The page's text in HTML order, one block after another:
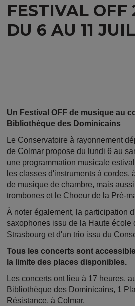
FESTIVAL OFF
DU 6 AU 11
Un Festival OFF de musique au
Bibliothèque des Dominicains
Le Conservatoire à rayonnement
de Colmar propose du lundi 6 au
une programmation musicale
les classes d'instruments à cordes,
de musique de chambre, mais
trombones et le Choeur de la Pré-
À noter également, la participation
saxophones issu de la Haute école
Strasbourg et d'un trio issu du
Tous les concerts sont
la limite des places disponibles.
Les concerts ont lieu à 17 heures,
Bibliothèque des Dominicains, 1
Résistance, à Colmar.